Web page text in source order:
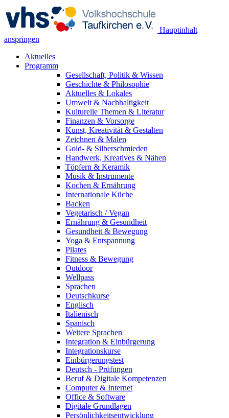
Hauptinhalt
anspringen
Aktuelles
Programm
Gesellschaft, Politik & Wissen
Geschichte & Philosophie
Aktuelles & Lokales
Umwelt & Nachhaltigkeit
Kulturelle Themen & Literatur
Finanzen & Vorsorge
Kunst, Kreativität & Gestalten
Zeichnen & Malen
Gold- & Silberschmieden
Handwerk, Kreatives & Nähen
Töpfern & Keramik
Musik & Instrumente
Kochen & Ernährung
Internationale Küche
Backen
Vegetarisch / Vegan
Ernährung & Gesundheit
Gesundheit & Bewegung
Yoga & Entspannung
Pilates
Fitness & Bewegung
Outdoor
Wellpass
Sprachen
Deutschkurse
Englisch
Italienisch
Spanisch
Weitere Sprachen
Integration & Einbürgerung
Integrationskurse
Einbürgerungstest
Deutsch - Prüfungen
Beruf & Digitale Kompetenzen
Computer & Internet
Office & Software
Digitale Grundlagen
Persönlichkeitsentwicklung